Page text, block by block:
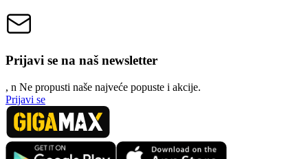
Prijavi se na naš newsletter
, n Ne propusti naše najveće popuste i akcije.
Prijavi se